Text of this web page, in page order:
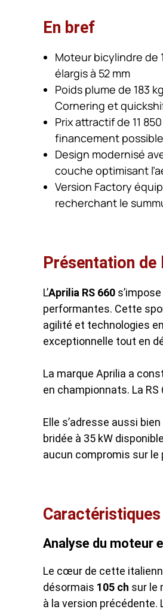
En bref
Moteur bicylindre de
élargis à 52 mm
Poids plume de 183
Cornering et
Prix attractif de 11
financement
Design modernisé
couche optimisant
Version Factory
recherchant le
Présentation de
L’Aprilia RS 660
performantes. Cette
agilité et technologies
exceptionnelle tout en
La marque Aprilia a
en championnats. La
Elle s’adresse aussi
bridée à 35 kW
aucun compromis sur le
Analyse du moteur
Le cœur de cette
désormais 105 ch sur le
à la version précédente.